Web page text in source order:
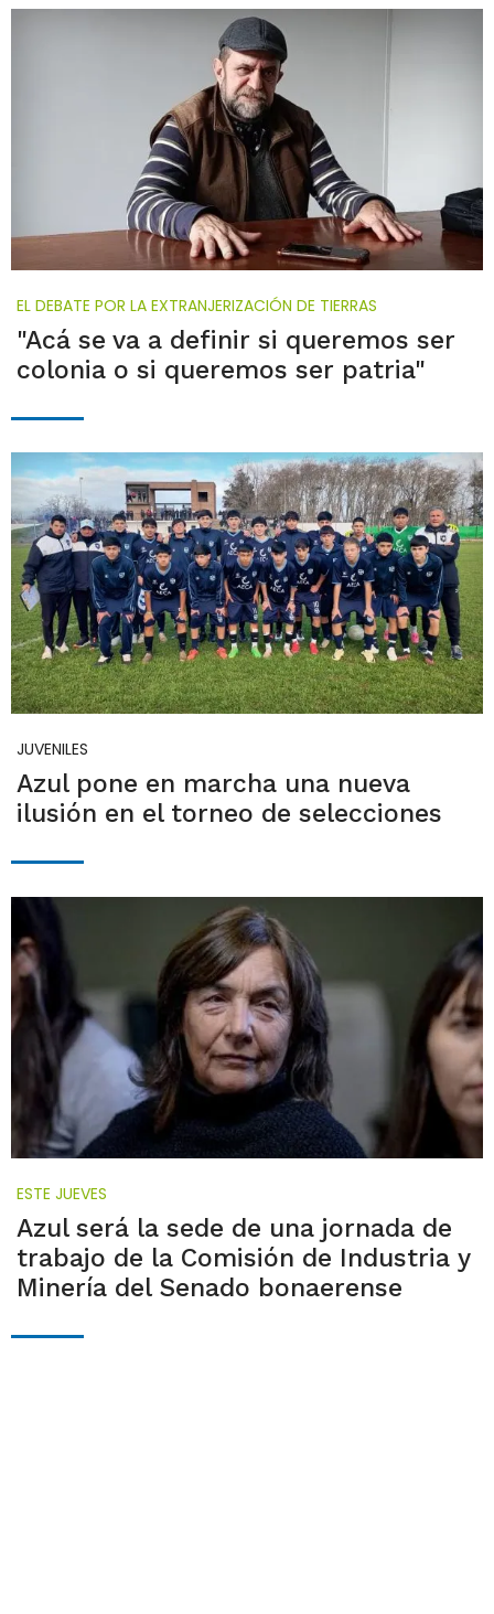
EL DEBATE POR LA EXTRANJERIZACIÓN DE TIERRAS
"Acá se va a definir si queremos ser
colonia o si queremos ser patria"
JUVENILES
Azul pone en marcha una nueva
ilusión en el torneo de selecciones
ESTE JUEVES
Azul será la sede de una jornada de
trabajo de la Comisión de Industria y
Minería del Senado bonaerense